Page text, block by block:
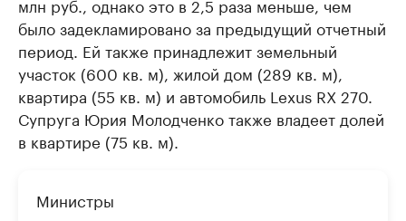
млн руб., однако это в 2,5 раза меньше, чем
было задекламировано за предыдущий отчетный
период. Ей также принадлежит земельный
участок (600 кв. м), жилой дом (289 кв. м),
квартира (55 кв. м) и автомобиль Lexus RX 270.
Супруга Юрия Молодченко также владеет долей
в квартире (75 кв. м).
Министры